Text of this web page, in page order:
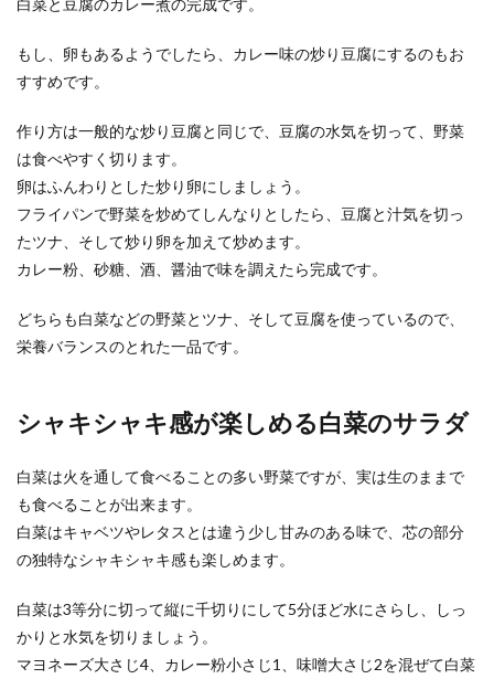
白菜と豆腐のカレー煮の完成です。
もし、卵もあるようでしたら、カレー味の炒り豆腐にするのもお
すすめです。
作り方は一般的な炒り豆腐と同じで、豆腐の水気を切って、野菜
は食べやすく切ります。
卵はふんわりとした炒り卵にしましょう。
フライパンで野菜を炒めてしんなりとしたら、豆腐と汁気を切っ
たツナ、そして炒り卵を加えて炒めます。
カレー粉、砂糖、酒、醤油で味を調えたら完成です。
どちらも白菜などの野菜とツナ、そして豆腐を使っているので、
栄養バランスのとれた一品です。
シャキシャキ感が楽しめる白菜のサラダ
白菜は火を通して食べることの多い野菜ですが、実は生のままで
も食べることが出来ます。
白菜はキャベツやレタスとは違う少し甘みのある味で、芯の部分
の独特なシャキシャキ感も楽しめます。
白菜は3等分に切って縦に千切りにして5分ほど水にさらし、しっ
かりと水気を切りましょう。
マヨネーズ大さじ4、カレー粉小さじ1、味噌大さじ2を混ぜて白菜